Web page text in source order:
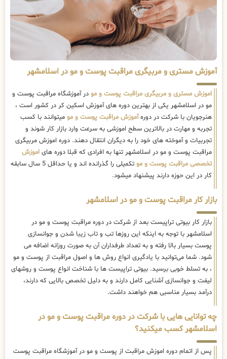
آموزش مستری و مربیگری مراقبت پوست و مو در اسلامشهر
اموزش مستری و مربیگری مراقبت پوست و مو در آموزشگاه مراقبت پوست و
مو در اسلامشهر یکی از بهترین دوره های آموزش اسکین کر در کشور است ،
هنرجویان با شرکت در دورهآموزش مراقبت پوست و مو میتوانند با کسب
تجربه و مهارت در بالاترین سطح اموزشی به سرعت وارد بازار کار شوند و
تجربیات و آموخته های خود را به دیگران انتقال دهند. دوره اموزش مربیگری
مراقبت پوست و مو در اسلامشهر تنها به افرادی که قبلا دوره های اموزش
تخصصی مراقبت پوست و مو
تکمیلی را گذرانده اند و یا حداقل 5 سال سابقه
کار در این حوزه دارند پیشنهاد میشود.
بازار کار مراقبت پوست و مو در اسلامشهر
بازار کار بیوتی تراپیست بعد از شرکت در دوره مراقبت پوست و مو در
اسلامشهر با توجه به اینکه این روزها تب و تاب زیبا شدن و جوانسازی
پوست بسیار بالا رفته و به تعداد طرفداران آن به صورت روزانه اضافه می
شود. شما می‌توانید با یادگیری انواع روش ها و اصول مراقبت از پوست و مو
، به تسلط خوبی برسید. بیوتی تراپیست ها با شناخت انواع پوست و روشهای
لیفت و جوانسازی آشنایی کامل دارند و به دلیل تخصص بالایی که دارند،
درآمد بسیار مناسبی هم خواهند داشت.
چه توانایی هایی با شرکت در دوره مراقبت پوست و مو در
اسلامشهر کسب میکنید؟
پس از اتمام دوره اموزش مراقبت از پوست و مو در آموزشگاه مراقبت پوست